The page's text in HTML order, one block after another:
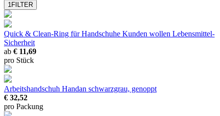
1FILTER
Quick & Clean-Ring für Handschuhe Kunden wollen Lebensmittel-
Sicherheit
ab € 11,69
pro Stück
Arbeitshandschuh Handan schwarzgrau, genoppt
€ 32,52
pro Packung